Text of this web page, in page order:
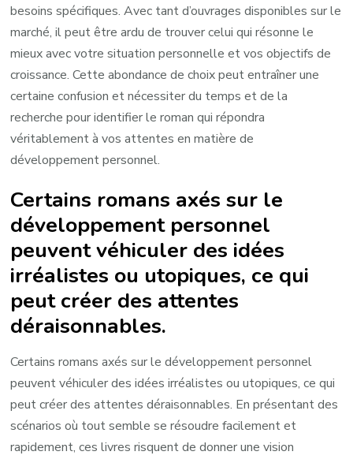
besoins spécifiques. Avec tant d’ouvrages disponibles sur le
marché, il peut être ardu de trouver celui qui résonne le
mieux avec votre situation personnelle et vos objectifs de
croissance. Cette abondance de choix peut entraîner une
certaine confusion et nécessiter du temps et de la
recherche pour identifier le roman qui répondra
véritablement à vos attentes en matière de
développement personnel.
Certains romans axés sur le
développement personnel
peuvent véhiculer des idées
irréalistes ou utopiques, ce qui
peut créer des attentes
déraisonnables.
Certains romans axés sur le développement personnel
peuvent véhiculer des idées irréalistes ou utopiques, ce qui
peut créer des attentes déraisonnables. En présentant des
scénarios où tout semble se résoudre facilement et
rapidement, ces livres risquent de donner une vision